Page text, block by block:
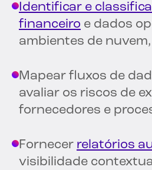
Identificar e
financeiro e dados
ambientes de nuvem,
Mapear fluxos de
avaliar os riscos de
fornecedores e
Fornecer relatórios
visibilidade